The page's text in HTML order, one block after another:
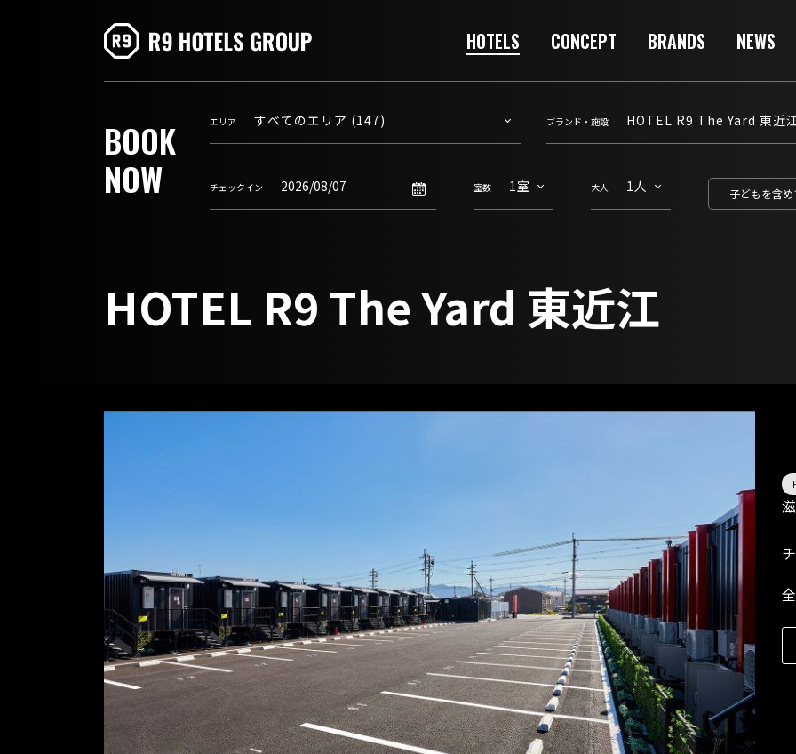
HOTELS CONCEPT BRANDS NEWS
BOOK
NOW
エリア ブランド・施設
チェックイン 室数 大人 子どもを含
HOTEL R9 The Yard 東近江